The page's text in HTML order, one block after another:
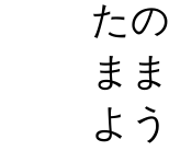
た
ま
よ